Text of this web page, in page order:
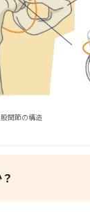
股関節の構造